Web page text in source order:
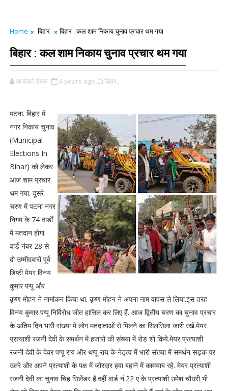
Home बिहार बिहार : कल शाम निकाय चुनाव प्रचार थम गया
बिहार : कल शाम निकाय चुनाव प्रचार थम गया
आर्यावर्त डेस्क 4 years ago बिहार,
पटना. बिहार में
नगर निकाय चुनाव
(Municipal
Elections In
Bihar) को लेकर
आज शाम प्रचार
थम गया. दूसरे
चरण में पटना नगर
निगम के 74 वार्डों
में मतदान होगा.
वार्ड नंबर 28 से
दो उम्मीदवारों पूर्व
डिप्टी मेयर विनय
कुमार पप्पू और
कृष्ण मोहन ने नामांकन किया था. कृष्ण मोहन ने अपना नाम वापस ले लिया.इस तरह
विनय कुमार पप्पू निर्विरोध जीत हासिल कर लिए हैं. आज द्वितीय चरण का चुनाव प्रचार
के अंतिम दिन भारी संख्या में लोग मतदाताओं से मिलने का सिलसिला जारी रखें.मेयर
प्रत्याशी रजनी देवी के समर्थन में हजारों की संख्या में रोड शो किये.मेयर प्रत्याशी
रजनी देवी के देवर पप्पू राय और थप्पू राय के नेतृत्व में भारी संख्या में समर्थन सड़क पर
उतरे और अपने प्रत्याशी के पक्ष में जोरदार हवा बहाने में कामयाब रहे. मेयर प्रत्याशी
रजनी देवी का चुनाव चिंह सिलेंडर है.वहीं वार्ड नं.22 ए के प्रत्याशी उमेश चौधरी भी